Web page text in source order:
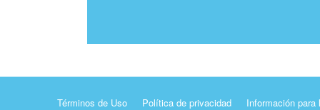
Términos de Uso Política de privacidad Información para